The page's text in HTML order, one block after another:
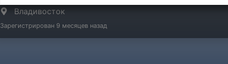
Владивосток
Зарегистрирован 9 месяцев назад